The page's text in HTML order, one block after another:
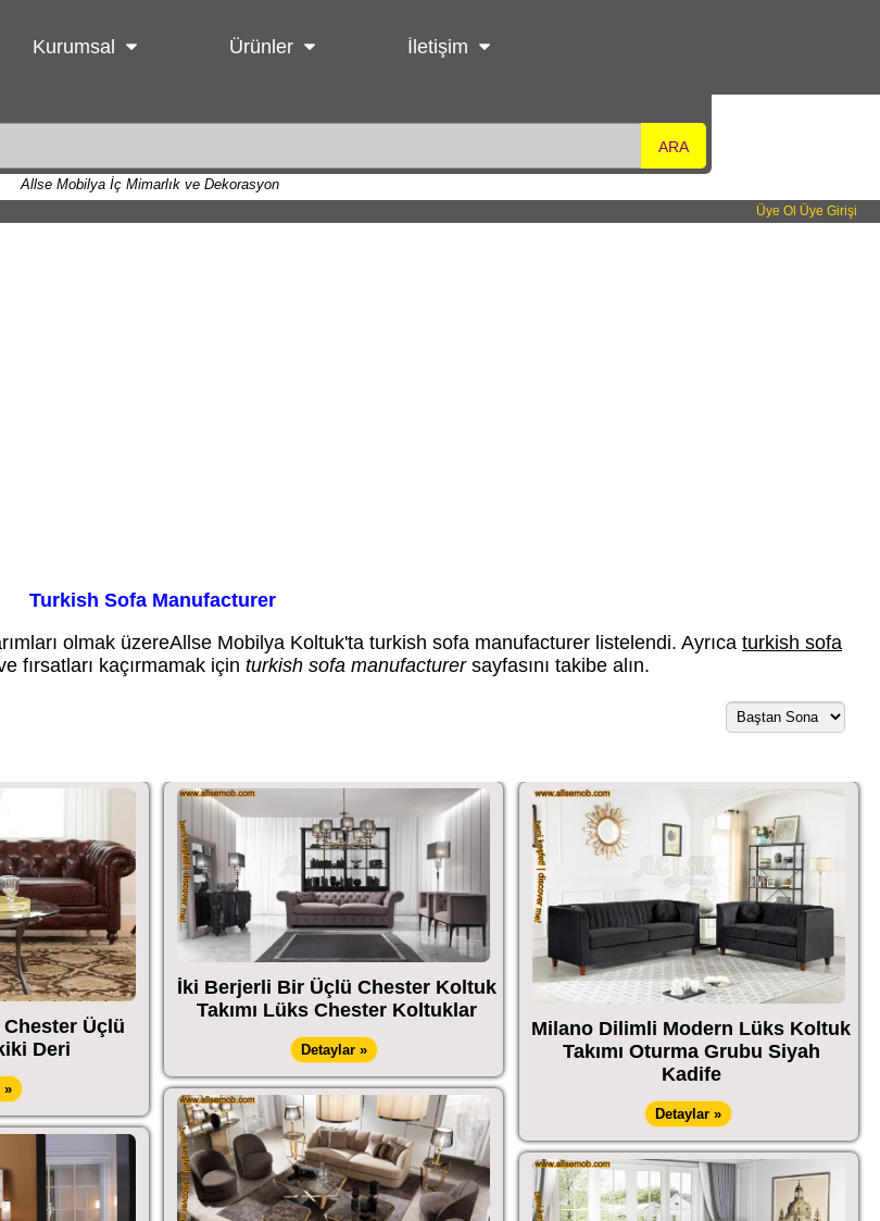
Kurumsal Ürünler İletişim
ARA
Allse Mobilya İç Mimarlık ve Dekorasyon
Üye Ol Üye Girişi
Turkish Sofa Manufacturer
olmak üzereAllse Mobilya Koltuk'ta turkish sofa manufacturer listelendi. Ayrıca turkish sofa
fırsatları kaçırmamak için turkish sofa manufacturersayfasını takibe alın.
Üçlü
Deri
»
İki Berjerli Bir Üçlü Chester Koltuk
Takımı Lüks Chester Koltuklar
Detaylar »
Milano Dilimli Modern Lüks Koltuk
Takımı Oturma Grubu Siyah
Kadife
Detaylar »